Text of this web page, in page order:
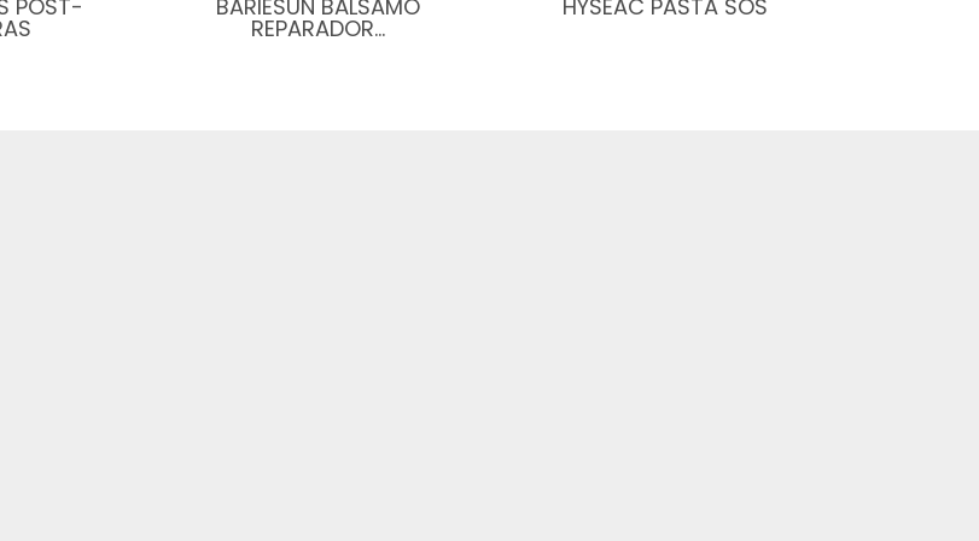
POST- BARIÉSUN BÁLSAMO
REPARADOR…
HYSÉAC PASTA SOS